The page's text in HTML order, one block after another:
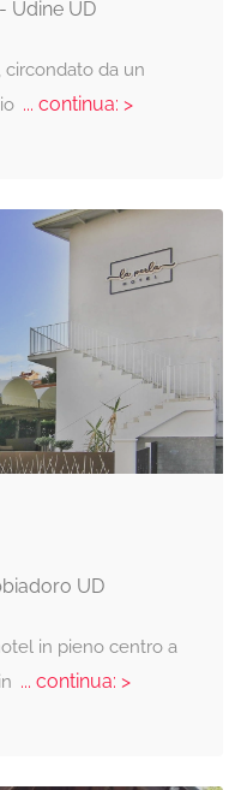
Udine UD
da un
... continua: >
UD
in pieno centro a
... continua: >